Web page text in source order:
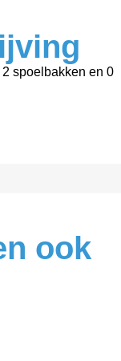
spoelbakken en 0
ook